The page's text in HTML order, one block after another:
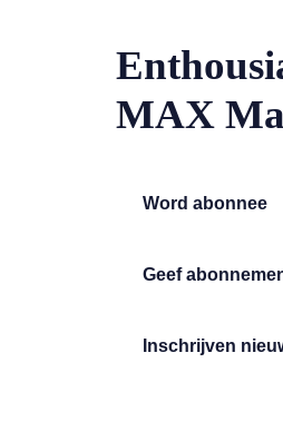
MAX
Word abonnee
Geef
Inschrijven